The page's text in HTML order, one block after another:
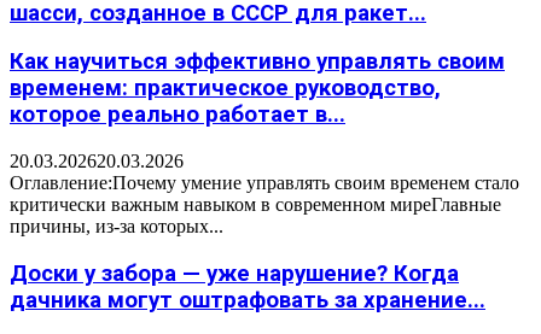
шасси, созданное в СССР для ракет...
Как научиться эффективно управлять своим
временем: практическое руководство,
которое реально работает в...
20.03.202620.03.2026
Оглавление:Почему умение управлять своим временем стало
критически важным навыком в современном миреГлавные
причины, из-за которых...
Доски у забора — уже нарушение? Когда
дачника могут оштрафовать за хранение...